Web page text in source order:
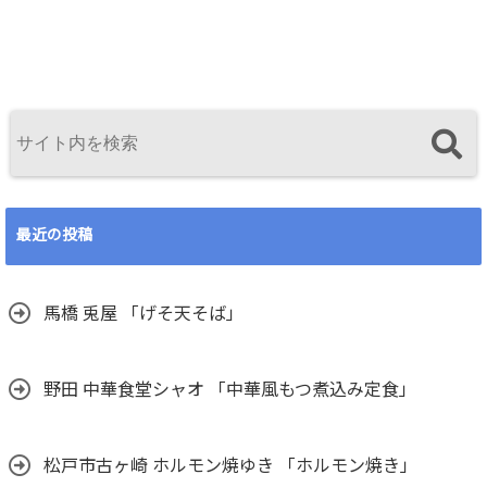
最近の投稿
馬橋 兎屋 「げそ天そば」
野田 中華食堂シャオ 「中華風もつ煮込み定食」
松戸市古ヶ崎 ホルモン焼ゆき 「ホルモン焼き」